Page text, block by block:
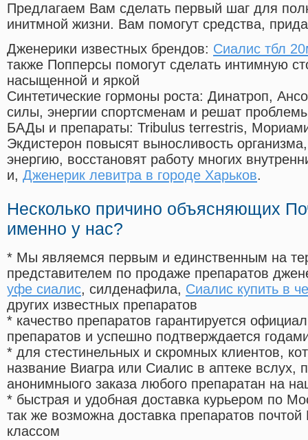
Предлагаем Вам сделать первый шаг для
инитмной жизни. Вам помогут средства,
Дженерики известных брендов: Сиалис тбл
также Попперсы помогут сделать интимную
насыщенной и яркой
Синтетические гормоны роста: Динатроп,
силы, энергии спортсменам и решат
БАДы и препараты: Tribulus terrestris,
Экдистерон повысят выносливость
энергию, восстановят работу многих
и, Дженерик левитра в городе Харьков.
Несколько причино объясняющих
именно у нас?
* Мы являемся первым и единственным на
представителем по продаже препаратов
уфе сиалис, силденафила, Сиалис купить в
других известных препаратов
* качество препаратов гарантируется
препаратов и успешно подтверждается
* для стестинельных и скромных клиентов,
название Виагра или Сиалис в аптеке вслух,
анонимныого заказа любого препаратан на
* быстрая и удобная доставка курьером по
так же возможна доставка препаратов
классом